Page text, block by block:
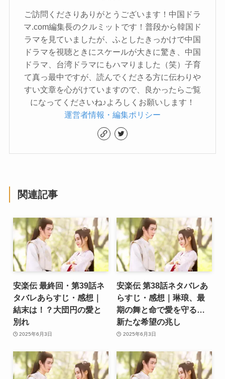
ご訪問くださりありがとうございます！中国ドラ
マ.com編集長のクルミットです！普段から韓国ド
ラマを見ていましたが、ふとしたきっかけで中国
ドラマを視聴ときにスケールが大きに驚き、中国
ドラマ、台湾ドラマにもハマりました（笑）子育
て真っ最中ですが、読んでくださる方に伝わりや
すい文章を心がけていますので、良かったらご覧
になってくださいね♪よろしくお願いします！
運営者情報・編集ポリシー
関連記事
安楽伝 最終回・第39話ネ
タバレあらすじ・感想｜
結末は！？大団円の愛と
別れ
2025年6月3日
安楽伝 第38話ネタバレあ
らすじ・感想｜琳琅、最
期の舞と命で愛を守る…
新たな希望の兆し
2025年6月3日